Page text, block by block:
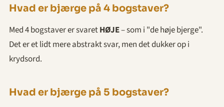
Hvad er bjærge på 4 bogstaver?
Med 4 bogstaver er svaretHØJE– som i "de høje bjerge".
Det er et lidt mere abstrakt svar, men det dukker op i
krydsord.
Hvad er bjærge på 5 bogstaver?